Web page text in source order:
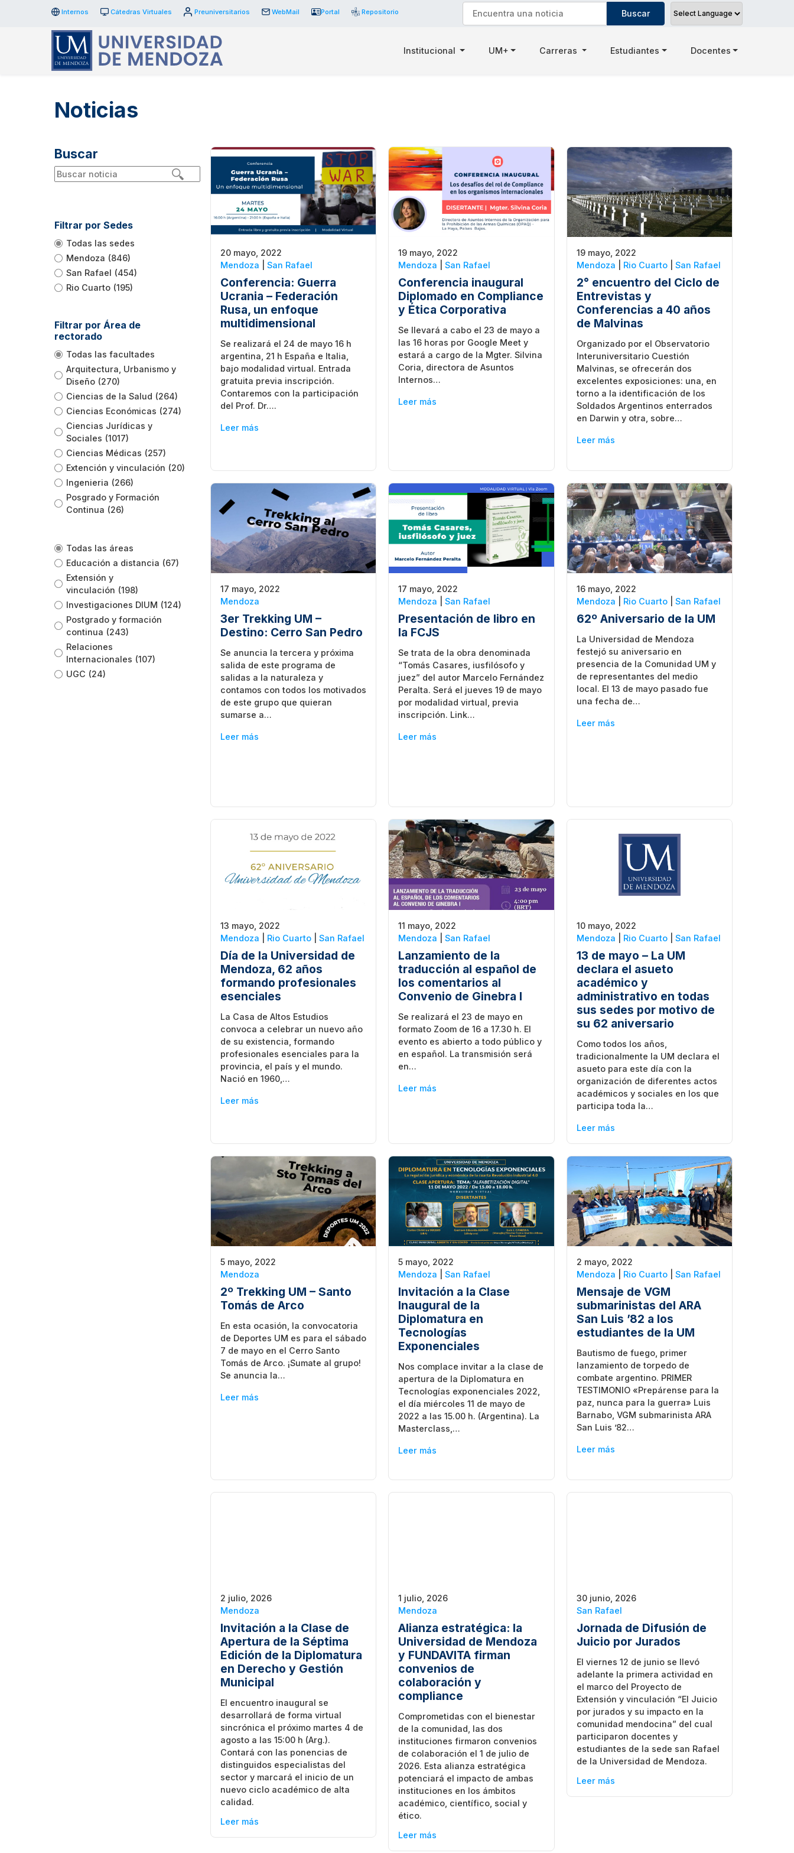
Internos Cátedras Virtuales Preuniversitarios WebMail Portal Repositorio
Institucional UM+ Carreras Estudiantes Docentes
Noticias
Buscar
Filtrar por Sedes
Todas las sedes
Mendoza (846)
San Rafael (454)
Rio Cuarto (195)
Filtrar por Área de
rectorado
Todas las facultades
Arquitectura, Urbanismo y
Diseño (270)
Ciencias de la Salud (264)
Ciencias Económicas (274)
Ciencias Jurídicas y
Sociales (1017)
Ciencias Médicas (257)
Extención y vinculación (20)
Ingenieria (266)
Posgrado y Formación
Continua (26)
Todas las áreas
Educación a distancia (67)
Extensión y
vinculación (198)
Investigaciones DIUM (124)
Postgrado y formación
continua (243)
Relaciones
Internacionales (107)
UGC (24)
20 mayo, 2022
Mendoza
San Rafael
Conferencia: Guerra
Ucrania – Federación
Rusa, un enfoque
multidimensional
Se realizará el 24 de mayo 16 h
argentina, 21 h España e Italia,
bajo modalidad virtual. Entrada
gratuita previa inscripción.
Contaremos con la participación
del Prof. Dr….
Leer más
19 mayo, 2022
Mendoza |San Rafael
Conferencia inaugural
Diplomado en Compliance
y Ética Corporativa
Se llevará a cabo el 23 de mayo a
las 16 horas por Google Meet y
estará a cargo de la Mgter. Silvina
Coria, directora de Asuntos
Internos…
Leer más
19 mayo, 2022
Mendoza
Rio Cuarto| San Rafael
2° encuentro del Ciclo de
Entrevistas y
Conferencias a 40 años
de Malvinas
Organizado por el Observatorio
Interuniversitario Cuestión
Malvinas, se ofrecerán dos
excelentes exposiciones: una, en
torno a la identificación de los
Soldados Argentinos enterrados
en Darwin y otra, sobre…
Leer más
17 mayo, 2022
Mendoza
3er Trekking UM –
Destino: Cerro San Pedro
Se anuncia la tercera y próxima
salida de este programa de
salidas a la naturaleza y
contamos con todos los motivados
de este grupo que quieran
sumarse a…
Leer más
17 mayo, 2022
Mendoza |San Rafael
Presentación de libro en
la FCJS
Se trata de la obra denominada
“Tomás Casares, iusfilósofo y
juez” del autor Marcelo Fernández
Peralta. Será el jueves 19 de mayo
por modalidad virtual, previa
inscripción. Link…
Leer más
16 mayo, 2022
Mendoza
Rio Cuarto| San Rafael
62º Aniversario de la UM
La Universidad de Mendoza
festejó su aniversario en
presencia de la Comunidad UM y
de representantes del medio
local. El 13 de mayo pasado fue
una fecha de…
Leer más
13 mayo, 2022
Mendoza
Rio Cuarto San Rafael
Día de la Universidad de
Mendoza, 62 años
formando profesionales
esenciales
La Casa de Altos Estudios
convoca a celebrar un nuevo año
de su existencia, formando
profesionales esenciales para la
provincia, el país y el mundo.
Nació en 1960,…
Leer más
11 mayo, 2022
Mendoza |San Rafael
Lanzamiento de la
traducción al español de
los comentarios al
Convenio de Ginebra I
Se realizará el 23 de mayo en
formato Zoom de 16 a 17.30 h. El
evento es abierto a todo público y
en español. La transmisión será
en…
Leer más
10 mayo, 2022
Mendoza
Rio Cuarto| San Rafael
13 de mayo – La UM
declara el asueto
académico y
administrativo en todas
sus sedes por motivo de
su 62 aniversario
Como todos los años,
tradicionalmente la UM declara el
asueto para este día con la
organización de diferentes actos
académicos y sociales en los que
participa toda la…
Leer más
5 mayo, 2022
Mendoza
2º Trekking UM – Santo
Tomás de Arco
En esta ocasión, la convocatoria
de Deportes UM es para el sábado
7 de mayo en el Cerro Santo
Tomás de Arco. ¡Sumate al grupo!
Se anuncia la…
Leer más
5 mayo, 2022
Mendoza |San Rafael
Invitación a la Clase
Inaugural de la
Diplomatura en
Tecnologías
Exponenciales
Nos complace invitar a la clase de
apertura de la Diplomatura en
Tecnologías exponenciales 2022,
el día miércoles 11 de mayo de
2022 a las 15.00 h. (Argentina). La
Masterclass,…
Leer más
2 mayo, 2022
Mendoza
Rio Cuarto| San Rafael
Mensaje de VGM
submarinistas del ARA
San Luis ’82 a los
estudiantes de la UM
Bautismo de fuego, primer
lanzamiento de torpedo de
combate argentino. PRIMER
TESTIMONIO «Prepárense para la
paz, nunca para la guerra» Luis
Barnabo, VGM submarinista ARA
San Luis ’82…
Leer más
2 julio, 2026
Mendoza
Invitación a la Clase de
Apertura de la Séptima
Edición de la Diplomatura
en Derecho y Gestión
Municipal
El encuentro inaugural se
desarrollará de forma virtual
sincrónica el próximo martes 4 de
agosto a las 15:00 h (Arg.).
Contará con las ponencias de
distinguidos especialistas del
sector y marcará el inicio de un
nuevo ciclo académico de alta
calidad.
Leer más
1 julio, 2026
Mendoza
Alianza estratégica: la
Universidad de Mendoza
y FUNDAVITA firman
convenios de
colaboración y
compliance
Comprometidas con el bienestar
de la comunidad, las dos
instituciones firmaron convenios
de colaboración el 1 de julio de
2026. Esta alianza estratégica
potenciará el impacto de ambas
instituciones en los ámbitos
académico, científico, social y
ético.
Leer más
30 junio, 2026
San Rafael
Jornada de Difusión de
Juicio por Jurados
El viernes 12 de junio se llevó
adelante la primera actividad en
el marco del Proyecto de
Extensión y vinculación “El Juicio
por jurados y su impacto en la
comunidad mendocina” del cual
participaron docentes y
estudiantes de la sede san Rafael
de la Universidad de Mendoza.
Leer más